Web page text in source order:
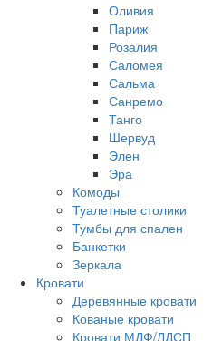
Оливия
Париж
Розалия
Саломея
Сальма
Санремо
Танго
Шервуд
Элен
Эра
Комоды
Туалетные столики
Тумбы для спален
Банкетки
Зеркала
Кровати
Деревянные кровати
Кованые кровати
Кровати МДФ/ЛДСП